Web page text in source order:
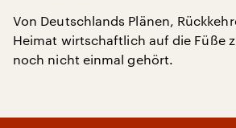
Von Deutschlands Plänen,
Heimat wirtschaftlich auf die Füße
noch nicht einmal gehört.